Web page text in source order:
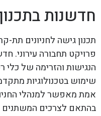
חדשנות
תכנון גישה לחניונים תת-
פרויקט תחבורה עירוני.
הנגישות והזרימה של כלי
שימוש בטכנולוגיות
אמת מאפשר למנהלי
בהתאם לצרכים